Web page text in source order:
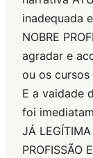
inadequada
NOBRE
agradar e
ou os
E a vaidade
foi
JÁ
PROFISSÃO